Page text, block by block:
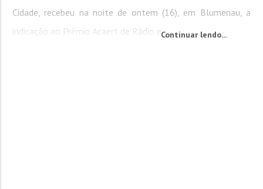
Cidade, recebeu na noite de ontem (16), em Blumenau, a
indicação ao Prêmio Acaert de Rádio e...Continuar lendo...